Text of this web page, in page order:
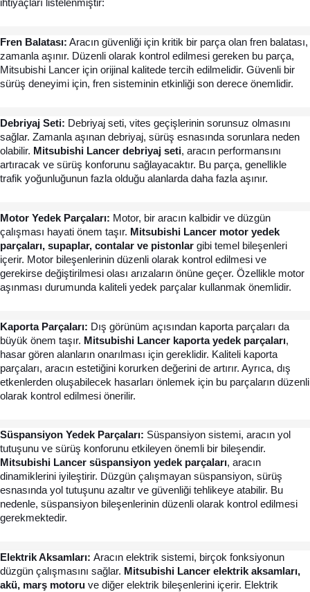
ihtiyaçları listelenmiştir:
Fren Balatası: Aracın güvenliği için kritik bir parça olan fren balatası,
zamanla aşınır. Düzenli olarak kontrol edilmesi gereken bu parça,
Mitsubishi Lancer için orijinal kalitede tercih edilmelidir. Güvenli bir
sürüş deneyimi için, fren sisteminin etkinliği son derece önemlidir.
Debriyaj Seti: Debriyaj seti, vites geçişlerinin sorunsuz olmasını
sağlar. Zamanla aşınan debriyaj, sürüş esnasında sorunlara neden
olabilir. Mitsubishi Lancer debriyaj seti, aracın performansını
artıracak ve sürüş konforunu sağlayacaktır. Bu parça, genellikle
trafik yoğunluğunun fazla olduğu alanlarda daha fazla aşınır.
Motor Yedek Parçaları: Motor, bir aracın kalbidir ve düzgün
çalışması hayati önem taşır. Mitsubishi Lancer motor yedek
parçaları, supaplar, contalar ve pistonlar gibi temel bileşenleri
içerir. Motor bileşenlerinin düzenli olarak kontrol edilmesi ve
gerekirse değiştirilmesi olası arızaların önüne geçer. Özellikle motor
aşınması durumunda kaliteli yedek parçalar kullanmak önemlidir.
Kaporta Parçaları: Dış görünüm açısından kaporta parçaları da
büyük önem taşır. Mitsubishi Lancer kaporta yedek parçaları,
hasar gören alanların onarılması için gereklidir. Kaliteli kaporta
parçaları, aracın estetiğini korurken değerini de artırır. Ayrıca, dış
etkenlerden oluşabilecek hasarları önlemek için bu parçaların düzenli
olarak kontrol edilmesi önerilir.
Süspansiyon Yedek Parçaları: Süspansiyon sistemi, aracın yol
Mitsubishi Lancer süspansiyon yedek parçaları, aracın
dinamiklerini iyileştirir. Düzgün çalışmayan süspansiyon, sürüş
esnasında yol tutuşunu azaltır ve güvenliği tehlikeye atabilir. Bu
nedenle, süspansiyon bileşenlerinin düzenli olarak kontrol edilmesi
gerekmektedir.
Elektrik Aksamları: Aracın elektrik sistemi, birçok fonksiyonun
düzgün çalışmasını sağlar. Mitsubishi Lancer elektrik aksamları,
akü, marş motoru ve diğer elektrik bileşenlerini içerir. Elektrik